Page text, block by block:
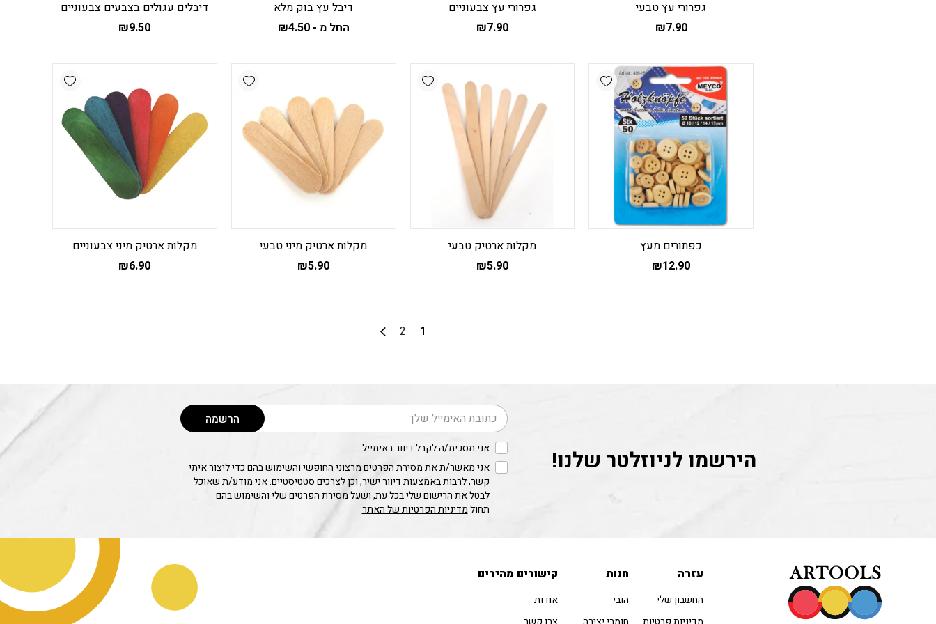
גפרורי עץ טבעי
₪7.90
גפרורי עץ צבעוניים
₪7.90
דיבל עץ בוק מלא
החל מ -
₪4.50
סוגים.
ניתן
לבחור
את
האפשרויות
בעמוד
המוצר
דיבלים עגולים בצבעים צבעוניים
₪9.50
Add wishlist
כפתורים מעץ
₪12.90
Add wishlist
מקלות ארטיק טבעי
₪5.90
Add wishlist
מקלות ארטיק מיני טבעי
₪5.90
Add wishlist
מקלות ארטיק מיני צבעוניים
₪6.90
1
2
הירשמו לניוזלטר שלנו!
דוא׳׳ל הרשמה
אני מסכימ/ה לקבל דיוור באימייל
אני מאשר/ת את מסירת הפרטים מרצוני החופשי והשימוש בהם כדי ליצור איתי
קשר, לרבות באמצעות דיוור ישיר, וכן לצרכים סטטיסטיים. אני מודע/ת שאוכל
לבטל את הרישום שלי בכל עת, ושעל מסירת הפרטים שלי והשימוש בהם
תחולמדיניות הפרטיות של האתר
עזרה
החשבון שלי
חנות
הובי
קישורים מהירים
אודות